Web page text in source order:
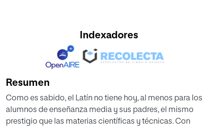
Indexadores
Resumen
Como es sabido, el Latín no tiene hoy, al menos para los
alumnos de enseñanza media y sus padres, el mismo
prestigio que las materias científicas y técnicas. Con